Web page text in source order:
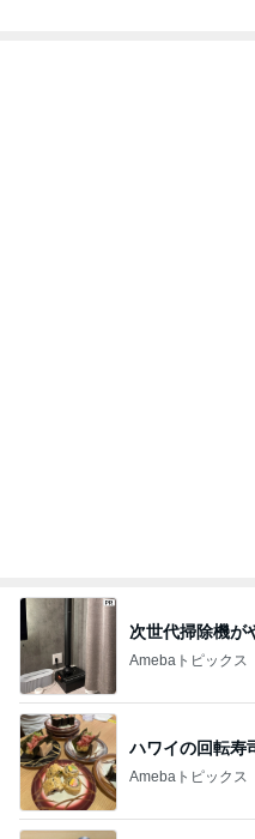
次世代掃除機が
Amebaトピックス
ハワイの回転寿
Amebaトピックス